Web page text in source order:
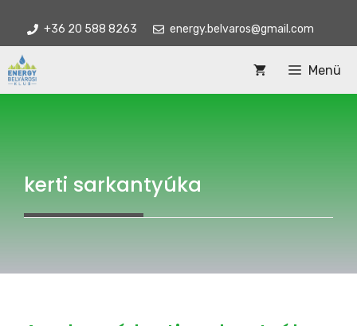
tartalomba
+36 20 588 8263 energy.belvaros@gmail.com
Menü
kerti sarkantyúka